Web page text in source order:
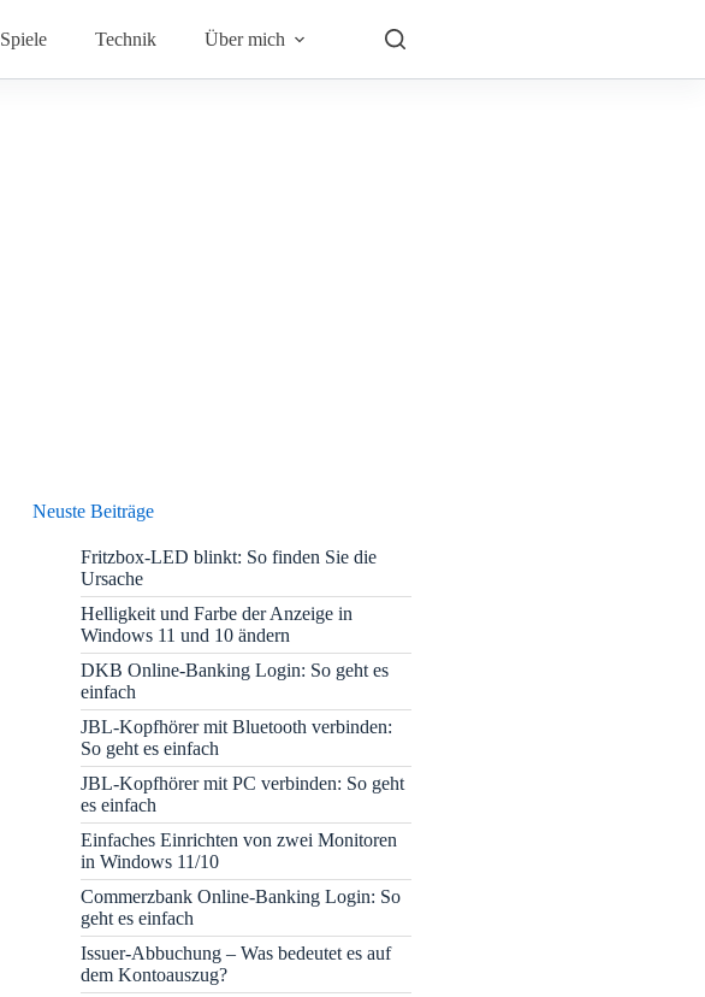
Spiele Technik Über mich
Neuste Beiträge
Fritzbox-LED blinkt: So finden Sie die
Ursache
Helligkeit und Farbe der Anzeige in
Windows 11 und 10 ändern
DKB Online-Banking Login: So geht es
einfach
JBL-Kopfhörer mit Bluetooth verbinden:
So geht es einfach
JBL-Kopfhörer mit PC verbinden: So geht
es einfach
Einfaches Einrichten von zwei Monitoren
in Windows 11/10
Commerzbank Online-Banking Login: So
geht es einfach
Issuer-Abbuchung – Was bedeutet es auf
dem Kontoauszug?